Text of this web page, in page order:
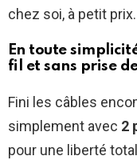
chez soi, à petit prix.
En toute
fil et sans prise
Fini les câbles
simplement avec 2
pour une liberté